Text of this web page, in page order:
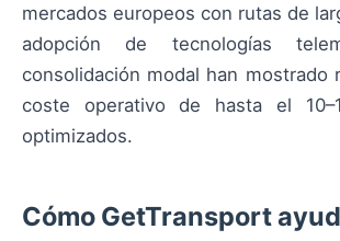
mercados europeos con rutas de
adopción de tecnologías
consolidación modal han mostrado
coste operativo de hasta el
optimizados.
Cómo GetTransport